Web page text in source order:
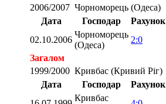
2006/2007 Чорноморець (Одеса)
Дата
Господар Рахунок
02.10.2006
Чорноморець
(Одеса)
2:0
Загалом
1999/2000 Кривбас (Кривий Ріг)
Дата
Господар Рахунок
Кривбас